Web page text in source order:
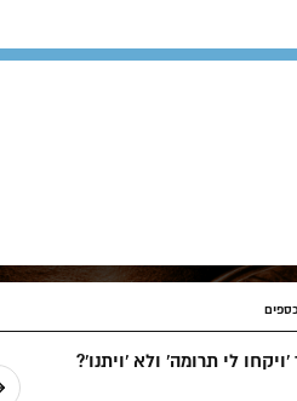
לי תרומה' ולא 'ויתנו'?